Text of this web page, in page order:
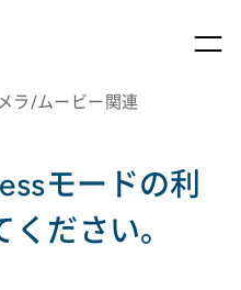
ラ/ムービー関連
モードの利
ださい。